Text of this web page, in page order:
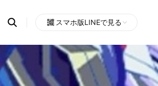
Search
OpenChats
messages
search
area
スマホ版LINEで見る